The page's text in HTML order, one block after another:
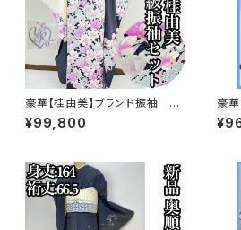
豪華【桂由美】ブランド振袖 正
絹 華麗 振袖セット s746
¥99,800
豪
柄